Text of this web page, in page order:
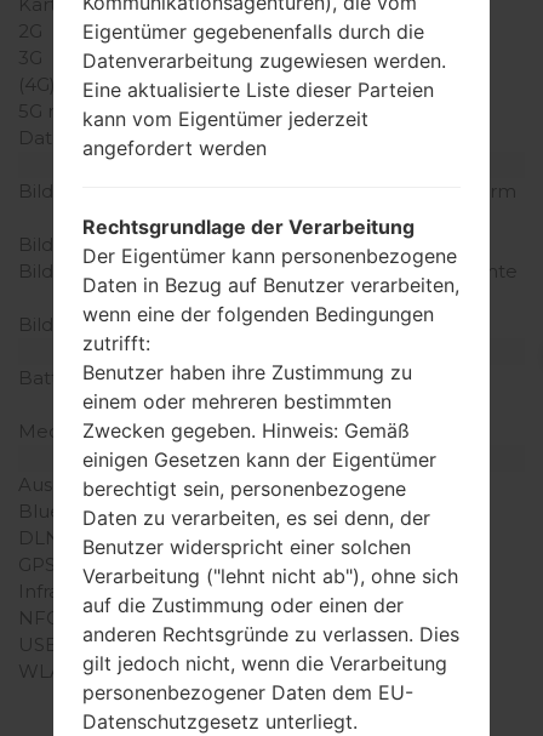
2G
GSM 900/1800MHz
3G
-
(4G) LTE
-
5G network
-
Daten
Anzeige
Bildschirmgröße
1.43 Zoll (~17.0% Bildschirm
zu Körper Verhältnis)
Bildschirmtyp
Bildschirmerweiterung
128 x 128 Pixel (~127 Dichte
der Pixel pro Zoll)
Bildschirmfarben
65K Farben
Batteriekapazität
Abnehmbar Li-Ion 800
mAh
Mechanische Tastatur
Ja
Interfaces
Ausgabe für Audio
-
Bluetooth
-
DLNA
-
GPS
Infrarotanschluss
-
NFC
-
USB
-
WLAN
-
Eigentümer gegebenenfalls durch die
Datenverarbeitung zugewiesen werden.
Eine aktualisierte Liste dieser Parteien
kann vom Eigentümer jederzeit
angefordert werden
Rechtsgrundlage der Verarbeitung
Der Eigentümer kann personenbezogene
Daten in Bezug auf Benutzer verarbeiten,
wenn eine der folgenden Bedingungen
zutrifft:
Benutzer haben ihre Zustimmung zu
einem oder mehreren bestimmten
Zwecken gegeben. Hinweis: Gemäß
einigen Gesetzen kann der Eigentümer
berechtigt sein, personenbezogene
Daten zu verarbeiten, es sei denn, der
Benutzer widerspricht einer solchen
Verarbeitung ("lehnt nicht ab"), ohne sich
auf die Zustimmung oder einen der
anderen Rechtsgründe zu verlassen. Dies
gilt jedoch nicht, wenn die Verarbeitung
personenbezogener Daten dem EU-
Datenschutzgesetz unterliegt.